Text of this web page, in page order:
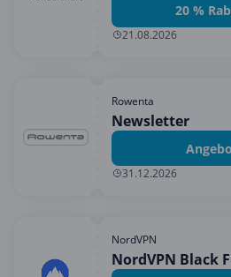
20 %
21.08.2026
Rowenta
Newsletter
31.12.2026
NordVPN
NordVPN Black